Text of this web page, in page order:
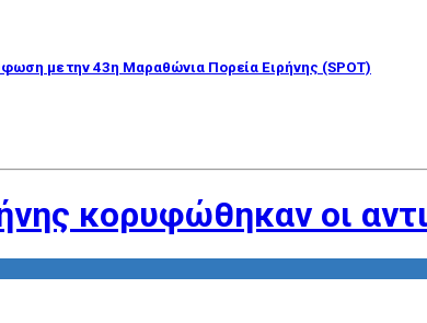
με την 43η Μαραθώνια Πορεία Ειρήνης (SPOT)
κορυφώθηκαν οι